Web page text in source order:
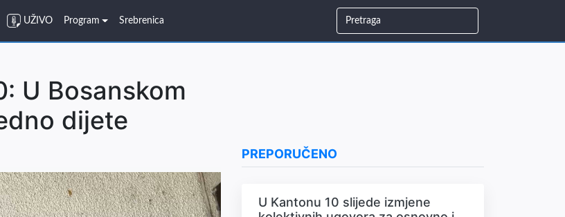
UŽIVO Program Srebrenica
U Bosanskom
dijete
PREPORUČENO
U Kantonu 10 slijede izmjene